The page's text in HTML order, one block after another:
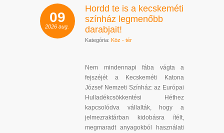
09
2026 aug.
Hordd te is a kecskeméti
színház legmenőbb
darabjait!
Kategória: Köz - tér
Nem mindennapi fába vágta a
fejszéjét a Kecskeméti Katona
József Nemzeti Színház: az Európai
Hulladékcsökkentési Héthez
kapcsolódva vállalták, hogy a
jelmezraktárban kidobásra ítélt,
megmaradt anyagokból használati